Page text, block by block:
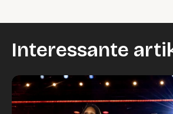
Interessante